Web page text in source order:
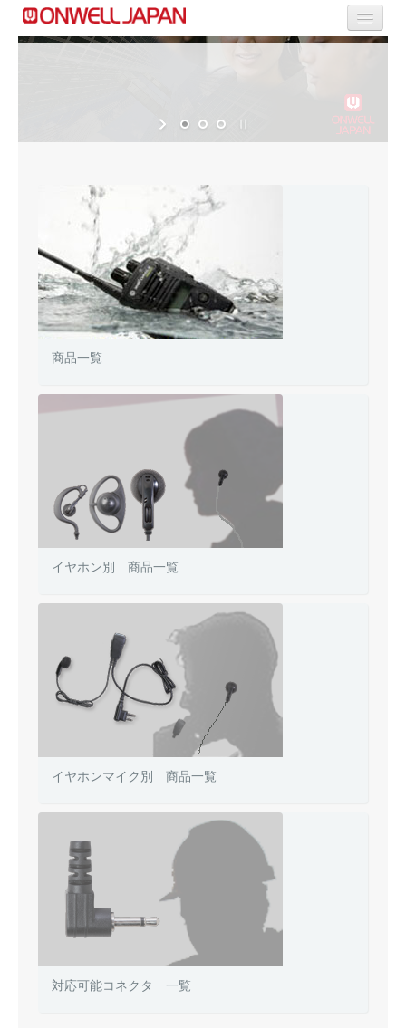
商品一覧
イヤホン別 商品一覧
イヤホンマイク別 商品一覧
対応可能コネクタ 一覧